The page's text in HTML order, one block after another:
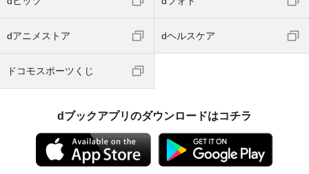
dアニメストア dヘルスケア
ドコモスポーツくじ
dブックアプリのダウンロードはコチラ